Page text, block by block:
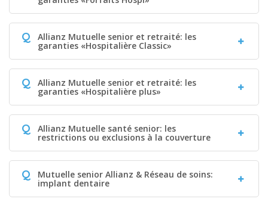
Q Allianz Mutuelle senior et retraité: les
garanties «Hospitalière Classic»
Q Allianz Mutuelle senior et retraité: les
garanties «Hospitalière plus»
Q Allianz Mutuelle santé senior: les
restrictions ou exclusions à la couverture
Q Mutuelle senior Allianz & Réseau de soins:
implant dentaire